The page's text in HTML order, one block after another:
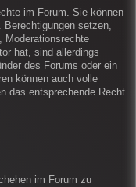
im Forum. Sie können
setzen,
Moderationsrechte
hat, sind allerdings
des Forums oder ein
können auch volle
das entsprechende Recht
im Forum zu